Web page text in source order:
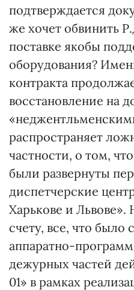
подтверждается
же хочет обвинить
поставке якобы
оборудования?
контракта
восстановление на
распространяет
частности, о том,
были развернуты
диспетчерские
Харькове и
счету, все, что было
аппаратно-
дежурных частей
01» в рамках